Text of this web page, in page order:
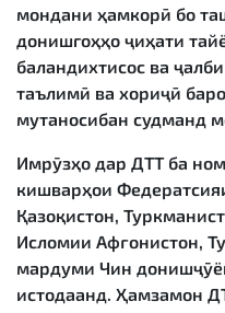
мондани ҳамкорӣ бо
донишгоҳҳо ҷиҳати
баландихтисос ва
таълимӣ ва хориҷӣ
мутаносибан судманд
Имрӯзҳо дар ДТТ ба
кишварҳои
Қазоқистон,
Исломии Афғонистон,
мардуми Чин
истодаанд. Ҳамзамон